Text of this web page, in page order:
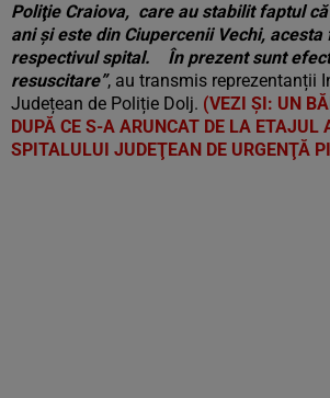
Poliţie Craiova, care au stabilit faptul
ani şi este din Ciupercenii Vechi,
respectivul spital. În prezent sunt
resuscitare”, au transmis reprezentanții
Județean de Poliție Dolj. (VEZI ȘI: UN
DUPĂ CE S-A ARUNCAT DE LA ETAJUL
SPITALULUI JUDEŢEAN DE URGENŢĂ